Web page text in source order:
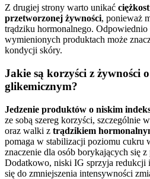
Z drugiej strony warto unikać
przetworzonej żywności, ponieważ
trądziku hormonalnego. Odpowiednio
wymienionych produktach może
kondycji skóry.
Jakie są korzyści z żywności
glikemicznym?
Jedzenie produktów o niskim
ze sobą szereg korzyści, szczególnie
oraz walki z trądzikiem
pomaga w stabilizacji poziomu cukru
znaczenie dla osób borykających się
Dodatkowo, niski IG sprzyja redukcji
się do zmniejszenia intensywności